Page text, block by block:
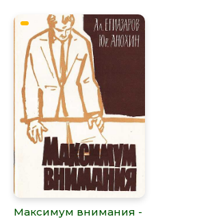
Максимум внимания -